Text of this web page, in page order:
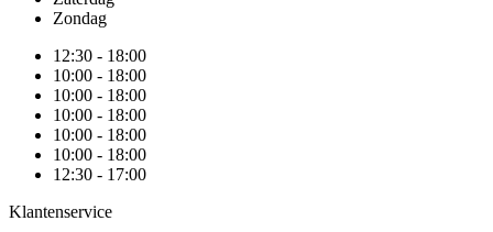
Zondag
12:30 - 18:00
10:00 - 18:00
10:00 - 18:00
10:00 - 18:00
10:00 - 18:00
10:00 - 18:00
12:30 - 17:00
Klantenservice